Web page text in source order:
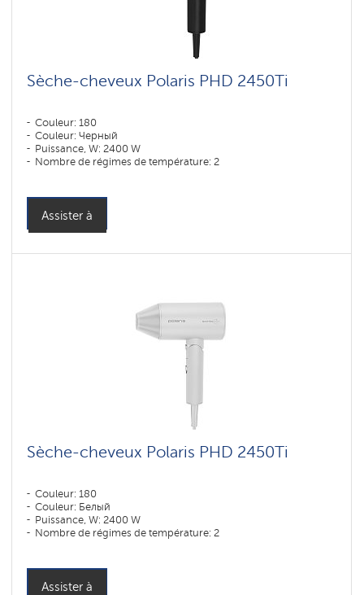
Sèche-cheveux Polaris PHD 2450Ti
Couleur: 180
Couleur: Черный
Puissance, W: 2400 W
Nombre de régimes de température: 2
Assister à
Sèche-cheveux Polaris PHD 2450Ti
Couleur: 180
Couleur: Белый
Puissance, W: 2400 W
Nombre de régimes de température: 2
Assister à